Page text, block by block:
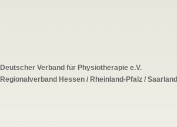
Deutscher Verband für Physiotherapie e.V.
Regionalverband Hessen / Rheinland-Pfalz / Saarland